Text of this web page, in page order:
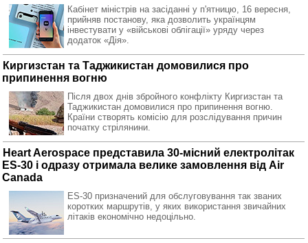
Кабінет міністрів на засіданні у п'ятницю, 16 вересня,
прийняв постанову, яка дозволить українцям
інвестувати у «військові облігації» уряду через
додаток «Дія».
Киргизстан та Таджикистан домовилися про
припинення вогню
Після двох днів збройного конфлікту Киргизстан та
Таджикистан домовилися про припинення вогню.
Країни створять комісію для розслідування причин
початку стрілянини.
Heart Aerospace представила 30-місний електролітак
ES-30 і одразу отримала велике замовлення від Air
Canada
ES-30 призначений для обслуговування так званих
коротких маршрутів, у яких використання звичайних
літаків економічно недоцільно.